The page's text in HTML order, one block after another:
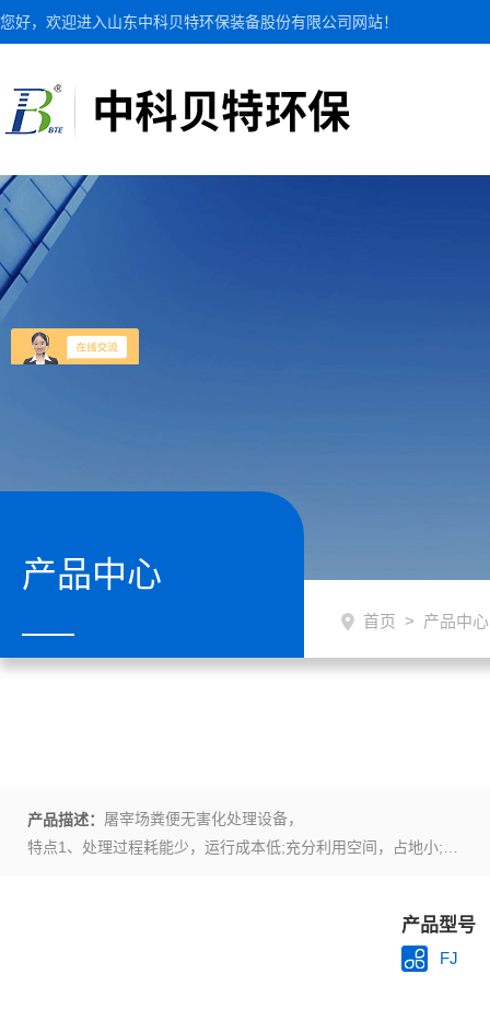
您好，欢迎进入山东中科贝特环保装备股份有限公司网站！
产品中心
首页 > 产品中心
产品描述： 屠宰场粪便无害化处理设备，
特点1、处理过程耗能少，运行成本低;充分利用空间，占地小;
山东中科贝特公司座落于世界恐龙之乡的山东诸城，是一家集科
产品型号
FJ